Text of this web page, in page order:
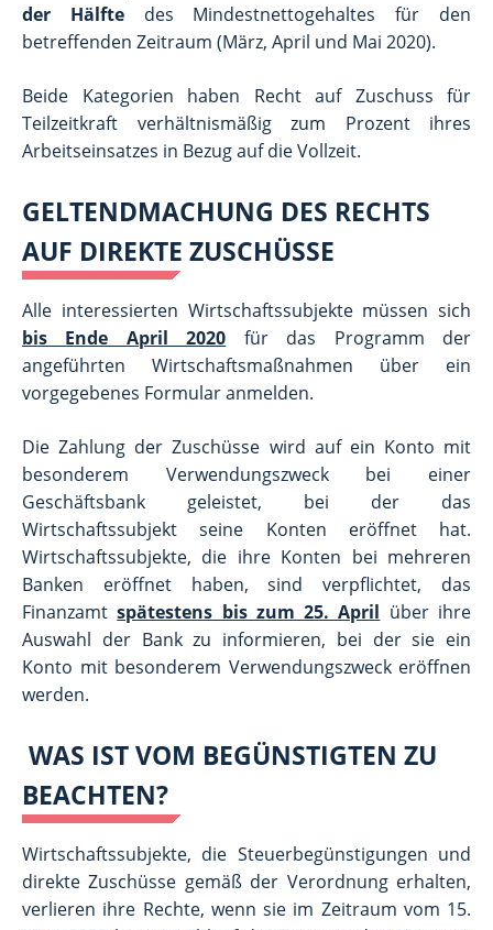
der Hälftedes Mindestnettogehaltes für den
betreffenden Zeitraum (März, April und Mai 2020).
Beide Kategorien haben Recht auf Zuschuss für
Teilzeitkraft verhältnismäßig zum Prozent ihres
Arbeitseinsatzes in Bezug auf die Vollzeit.
GELTENDMACHUNG DES RECHTS
AUF DIREKTE ZUSCHÜSSE
Alle interessierten Wirtschaftssubjekte müssen sich
bis Ende April 2020 für das Programm der
angeführten Wirtschaftsmaßnahmen über ein
vorgegebenes Formular anmelden.
Die Zahlung der Zuschüsse wird auf ein Konto mit
besonderem Verwendungszweck bei einer
Geschäftsbank geleistet, bei der das
Wirtschaftssubjekt seine Konten eröffnet hat.
Wirtschaftssubjekte, die ihre Konten bei mehreren
Banken eröffnet haben, sind verpflichtet, das
Finanzamtspätestens bis zum 25. April über ihre
Auswahl der Bank zu informieren, bei der sie ein
Konto mit besonderem Verwendungszweck eröffnen
werden.
WAS IST VOM BEGÜNSTIGTEN ZU
BEACHTEN?
Wirtschaftssubjekte, die Steuerbegünstigungen und
direkte Zuschüsse gemäß der Verordnung erhalten,
verlieren ihre Rechte, wenn sie im Zeitraum vom 15.